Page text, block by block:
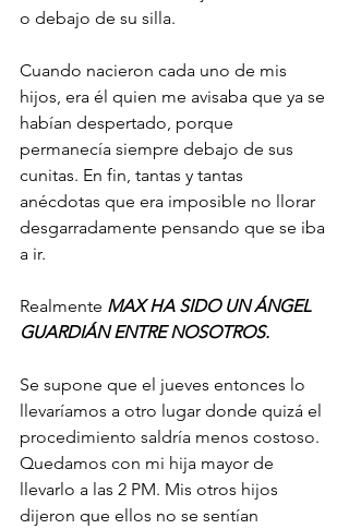
o debajo de su silla.
Cuando nacieron cada uno de mis
hijos, era él quien me avisaba que ya se
habían despertado, porque
permanecía siempre debajo de sus
cunitas. En fin, tantas y tantas
anécdotas que era imposible no llorar
desgarradamente pensando que se iba
a ir.
Realmente MAX HA SIDO UN ÁNGEL
GUARDIÁN ENTRE NOSOTROS.
Se supone que el jueves entonces lo
llevaríamos a otro lugar donde quizá el
procedimiento saldría menos costoso.
Quedamos con mi hija mayor de
llevarlo a las 2 PM. Mis otros hijos
dijeron que ellos no se sentían